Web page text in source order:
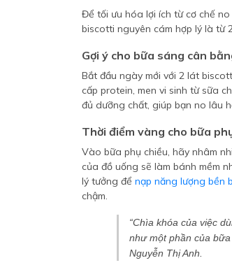
Để tối ưu hóa lợi ích từ cơ chế
biscotti nguyên cám hợp lý là từ
Gợi ý cho bữa sáng cân
Bắt đầu ngày mới với 2 lát
cấp protein, men vi sinh từ sữa
đủ dưỡng chất, giúp bạn no lâu
Thời điểm vàng cho bữa
Vào bữa phụ chiều, hãy nhâm
của đồ uống sẽ làm bánh mềm
lý tưởng để nạp năng lượng bền
chậm.
“Chìa khóa của việc
như một phần của
Nguyễn Thị Anh.